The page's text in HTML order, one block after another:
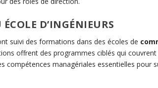
D’INGÉNIEURS
suivi des formations dans des écoles de
offrent des programmes ciblés qui
compétences managériales essentielles pour